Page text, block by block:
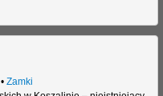
• Zamki